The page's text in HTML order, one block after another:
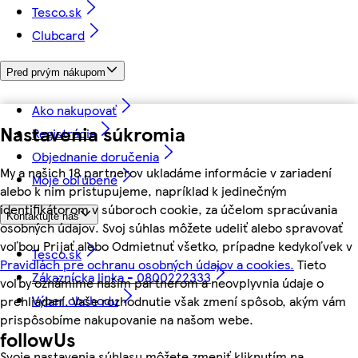
Nastavenia súkromia
My a našich 18 partnerov ukladáme informácie v zariadení
alebo k nim pristupujeme, napríklad k jedinečným
identifikátorom v súboroch cookie, za účelom spracúvania
osobných údajov. Svoj súhlas môžete udeliť alebo spravovať
voľbou Prijať alebo Odmietnuť všetko, prípadne kedykoľvek v
Pravidlách pre ochranu osobných údajov a cookies. Tieto
voľby oznámime našim partnerom a neovplyvnia údaje o
prehliadaní. Vaše rozhodnutie však zmení spôsob, akým vám
prispôsobíme nakupovanie na našom webe.
Tesco.sk
Clubcard
Pred prvým nákupom
Ako nakupovať
Registrácia
Objednanie doručenia
Moje obľúbené
Kontaktujte nás
Tesco.sk
Zákaznícka linka - 0800222333
Výber obchodu
followUs